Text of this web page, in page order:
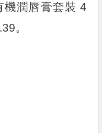
機潤唇膏套裝 4
。